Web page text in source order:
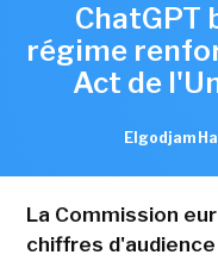
ChatGPT
régime
Act de
Elgodjam
La Commission
chiffres